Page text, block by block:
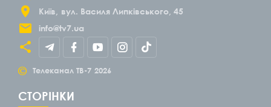
Київ
вул. Василя Липківського, 45
info@tv7.ua
© Телеканал ТВ-7 2026
СТОРІНКИ